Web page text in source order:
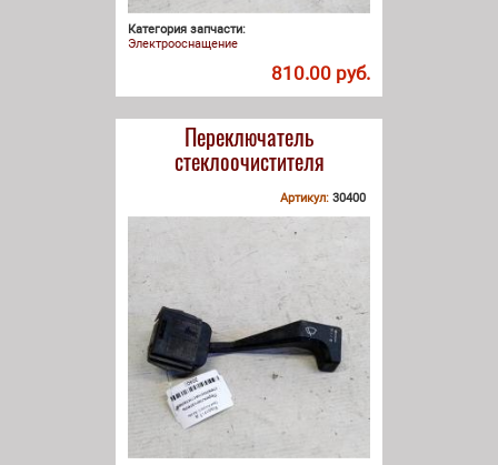
Категория запчасти:
Электрооснащение
810.00 руб.
Переключатель
стеклоочистителя
Артикул: 30400